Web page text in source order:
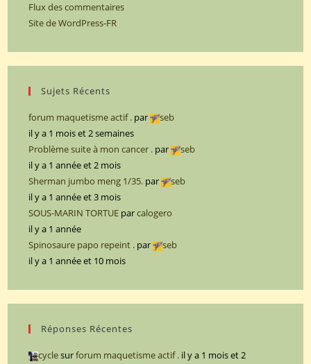
Flux des commentaires
Site de WordPress-FR
Sujets Récents
forum maquetisme actif . par
seb
il y a 1 mois et 2 semaines
Problème suite à mon cancer . par
seb
il y a 1 année et 2 mois
Sherman jumbo meng 1/35. par
seb
il y a 1 année et 3 mois
SOUS-MARIN TORTUE parcalogero
il y a 1 année
Spinosaure papo repeint . par
seb
il y a 1 année et 10 mois
Réponses Récentes
cyclesurforum maquetisme actif . il y a 1 mois et 2